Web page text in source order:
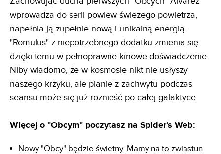
wprowadza do serii powiew świeżego powietrza,
napełnia ją zupełnie nową i unikalną energią.
"Romulus" z niepotrzebnego dodatku zmienia się
dzięki temu w pełnoprawne kinowe doświadczenie.
Niby wiadomo, że w kosmosie nikt nie usłyszy
naszego krzyku, ale pianie z zachwytu podczas
seansu może się już roznieść po całej galaktyce.
Więcej o "Obcym" poczytasz na Spider's Web:
Nowy "Obcy" będzie świetny. Mamy na to zwiastun